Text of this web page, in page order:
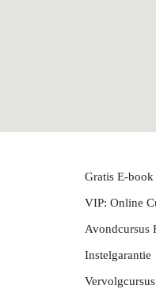
Gratis E-book
VIP: Online
Avondcursus
Instelgarantie
Vervolgcursus